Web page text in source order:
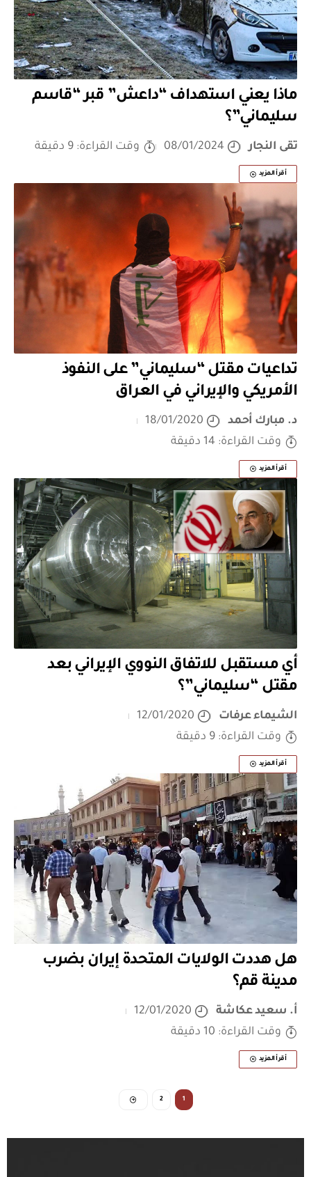
ماذا يعني استهداف “داعش” قبر “قاسم
سليماني”؟
تقى النجار 08/01/2024 وقت القراءة: 9 دقيقة
أقرأ المزيد
تداعيات مقتل “سليماني” على النفوذ
الأمريكي والإيراني في العراق
د. مبارك أحمد
18/01/2020
وقت القراءة: 14 دقيقة
أقرأ المزيد
أي مستقبل للاتفاق النووي الإيراني بعد
مقتل “سليماني”؟
الشيماء عرفات
12/01/2020
وقت القراءة: 9 دقيقة
أقرأ المزيد
هل هددت الولايات المتحدة إيران بضرب
مدينة قم؟
أ. سعيد عكاشة
12/01/2020
وقت القراءة: 10 دقيقة
أقرأ المزيد